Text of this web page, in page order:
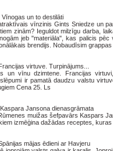
un to destilāti
vīnzinis Gints Sniedze un
zinām? Ieguldot milzīgu darba,
jeb "materiāla", kas palicis
brendijs. Nobaudīsim
virtuve. Turpinājums...
un vīnu dzimtene. Francijas
ir pamatā daudzu valstu
Cena 25. Ls
Jansona dienasgrāmata
muižas šefpavārs Kaspars
izmēģina dažādas receptes,
mājas ēdieni ar Havjeru